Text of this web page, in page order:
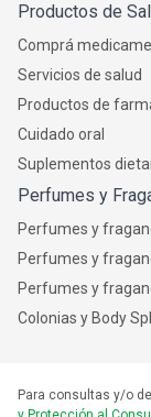
Productos de
Comprá
Servicios de salud
Productos de
Cuidado oral
Suplementos
Perfumes y
Perfumes y
Perfumes y
Perfumes y
Colonias y Body
Para consultas y/o